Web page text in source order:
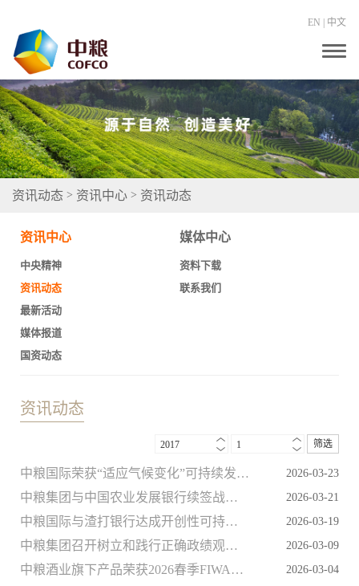
EN 中文
T
g
g
e
n
a
v
i
资讯动态 > 资讯中心 > 资讯动态
资讯中心
中央精神
资讯动态
最新活动
媒体报道
国资动态
媒体中心
资料下载
联系我们
资讯动态
2017 1 筛选
中粮国际荣获“适应气候变化”可持续发展大奖 2026-03-23
中粮集团与中国农业发展银行续签战略合作框架协议 2026-03-21
中粮国际与渣打银行达成开创性可持续发展贷款 2026-03-19
中粮集团召开树立和践行正确政绩观学习教育第一次读书班暨党组理论学习中心组学习研讨会 2026-03-09
中粮酒业旗下产品荣获2026春季FIWA大奖赛多项荣誉 2026-03-04